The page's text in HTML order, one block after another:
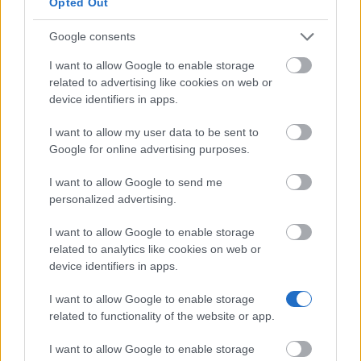
Google consents
I want to allow Google to enable storage
related to advertising like cookies on web or
device identifiers in apps.
I want to allow my user data to be sent to
Google for online advertising purposes.
I want to allow Google to send me
personalized advertising.
I want to allow Google to enable storage
related to analytics like cookies on web or
device identifiers in apps.
I want to allow Google to enable storage
related to functionality of the website or app.
I want to allow Google to enable storage
Durchschnittl. Umfragen/Monat
Dauer pro Umfrage 10 Min.
Auszahlung ab 20 €
Auszahlungsarten Banküberweisung, Amazon, Zalando
0,50 € – 5 €
Zugehörigkeit Respondi (DSGVO-konform)
Mitglieder 2,2 Millionen (Stand 2026)
Meinungsplatz ist eines derführenden
Umfrageportale in Österreichund zählt aktuell über
2,2 Millionen Mitglieder. Die Plattform gehört zum
renommierten Marktforschungsunternehmen
Respondiund legt großen Wert auf die Einhaltung
aller europäischen Datenschutzrichtlinien.